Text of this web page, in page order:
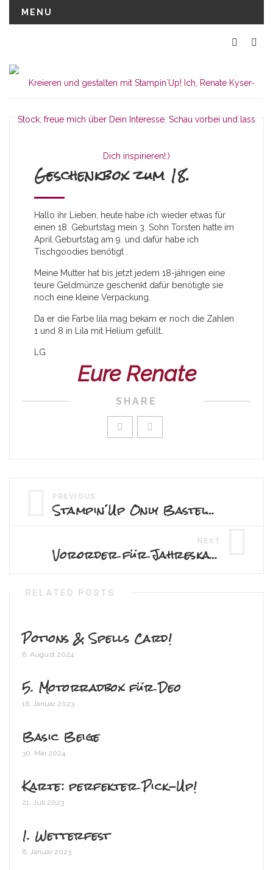
MENU
Geschenkbox zum 18.
Hallo ihr Lieben, heute habe ich wieder etwas für
einen 18. Geburtstag mein 3. Sohn Torsten hatte im
April Geburtstag am 9. und dafür habe ich
Tischgoodies benötigt .
Meine Mutter hat bis jetzt jedem 18-jährigen eine
teure Geldmünze geschenkt dafür benötigte sie
noch eine kleine Verpackung.
Da er die Farbe lila mag bekam er noch die Zahlen
1 und 8 in Lila mit Helium gefüllt.
LG
Eure Renate
SHARE
PREVIOUS
Stampin´Up Only Basteltag
NEXT
Vororder für Jahreskatalog2024/25
RELATED POSTS
Potions & Spells Card!
6. August 2024
5. Motorradbox für Deo
16. Januar 2023
Basic Beige
30. Mai 2024
Karte: perfekter Pick-Up!
21. Juli 2023
1. Wetterfest
6. Januar 2023